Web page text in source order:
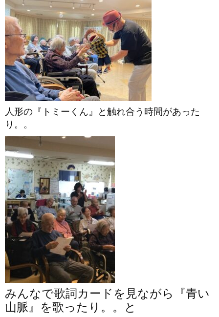
人形の『トミーくん』と触れ合う時間があった
り。。
みんなで歌詞カードを見ながら『青い
山脈』を歌ったり。。と